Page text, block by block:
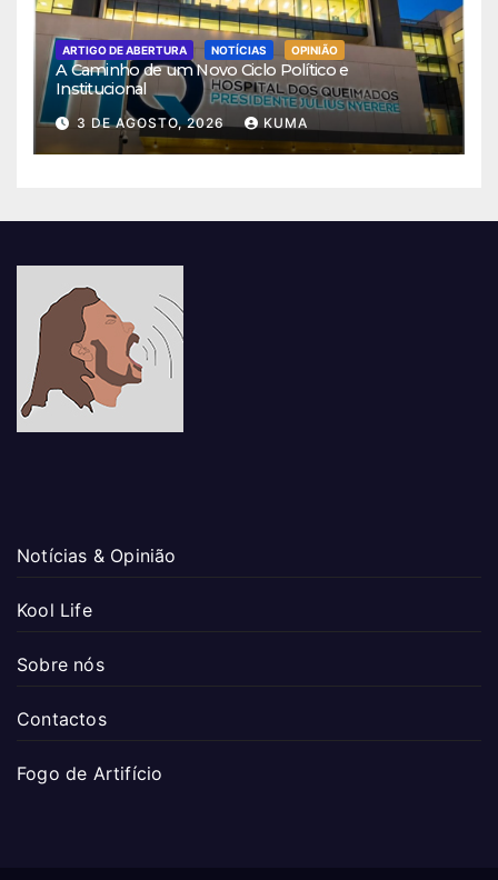
ARTIGO DE ABERTURA NOTÍCIAS OPINIÃO
A Caminho de um Novo Ciclo Político e
Institucional
3 DE AGOSTO, 2026 KUMA
Notícias & Opinião
Kool Life
Sobre nós
Contactos
Fogo de Artifício